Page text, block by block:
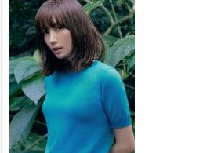
дууслаа
2026 оны 7 сар 20 / 17 цаг 17 минут
Мопед, скүүтер, тэдгээртэй адилтгах
бүхий тээврийн хэрэгсэлтэй холбоотой
нийслэлийн засаг дарга захирамж гаргалаа
2026 оны 7 сар 20 / 17 цаг 11 минут
Төв цэвэрлэх байгууламжид хоногт
тонн хатуу хог хаягдал ирж байна
2026 оны 7 сар 20 / 12 цаг 06 минут